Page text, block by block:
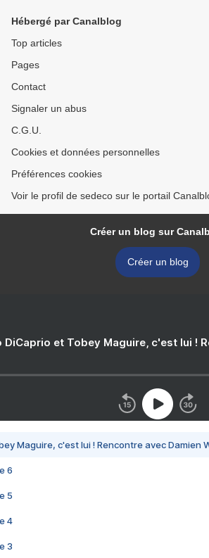
Hébergé par Canalblog
Top articles
Pages
Contact
Signaler un abus
C.G.U.
Cookies et données personnelles
Préférences cookies
Voir le profil de sedeco sur le portail
Créer un blog sur
Créer un blog
DiCaprio et Tobey Maguire, c'est lui !
Maguire, c'est lui ! Rencontre avec Damien
6
5
4
3